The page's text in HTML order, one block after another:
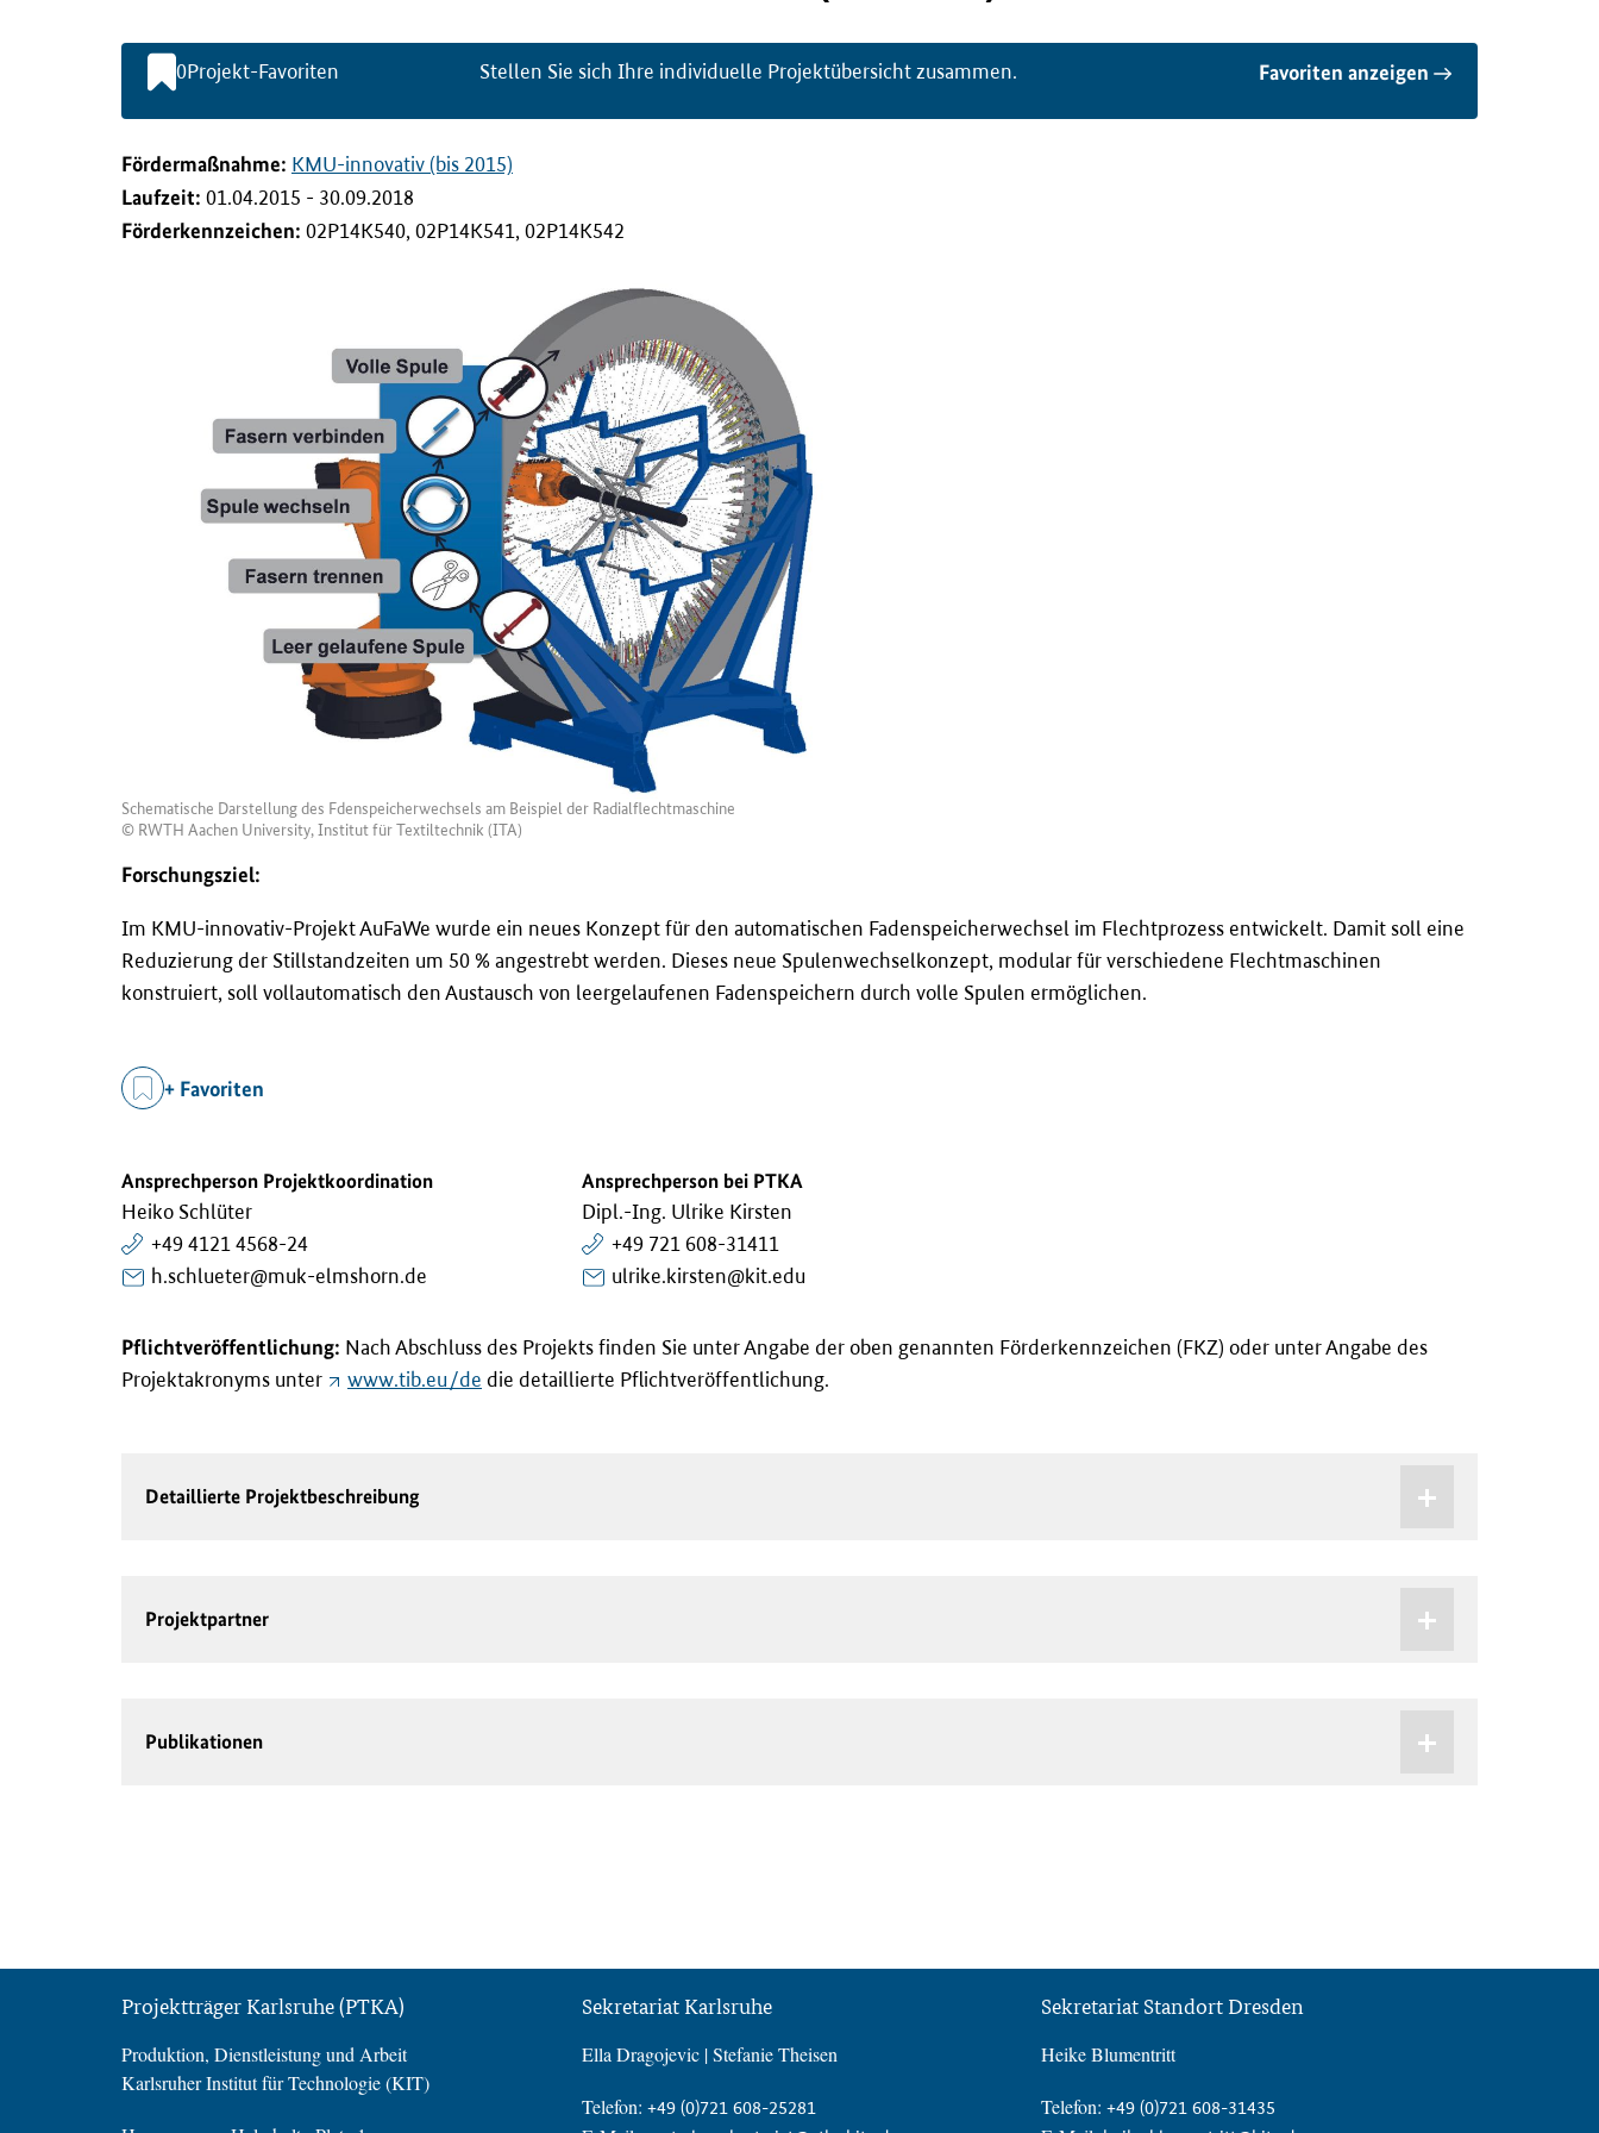
0Projekt-Favoriten Stellen Sie sich Ihre individuelle Projektübersicht zusammen. Favoriten anzeigen
Fördermaßnahme: KMU-innovativ (bis 2015)
Laufzeit: 01.04.2015 - 30.09.2018
Förderkennzeichen: 02P14K540, 02P14K541, 02P14K542
Schematische Darstellung des Fdenspeicherwechsels am Beispiel der Radialflechtmaschine
© RWTH Aachen University, Institut für Textiltechnik (ITA)
Forschungsziel:
Im KMU-innovativ-Projekt AuFaWe wurde ein neues Konzept für den automatischen Fadenspeicherwechsel im Flechtprozess entwickelt. Damit soll eine
Reduzierung der Stillstandzeiten um 50 % angestrebt werden. Dieses neue Spulenwechselkonzept, modular für verschiedene Flechtmaschinen
konstruiert, soll vollautomatisch den Austausch von leergelaufenen Fadenspeichern durch volle Spulen ermöglichen.
+ Favoriten
Ansprechperson Projektkoordination
Heiko Schlüter
+49 4121 4568-24
h.schlueter@muk-elmshorn.de
Ansprechperson bei PTKA
Dipl.-Ing. Ulrike Kirsten
+49 721 608-31411
ulrike.kirsten@kit.edu
Pflichtveröffentlichung: Nach Abschluss des Projekts finden Sie unter Angabe der oben genannten Förderkennzeichen (FKZ) oder unter Angabe des
Projektakronyms unter
www.tib.eu/de die detaillierte Pflichtveröffentlichung.
Detaillierte Projektbeschreibung
Projektpartner
Publikationen
Projektträger Karlsruhe (PTKA)
Produktion, Dienstleistung und Arbeit
Karlsruher Institut für Technologie (KIT)
Sekretariat Karlsruhe
Ella Dragojevic | Stefanie Theisen
Telefon: +49 (0)721 608-25281
Sekretariat Standort Dresden
Heike Blumentritt
Telefon:+49 (0)721 608-31435